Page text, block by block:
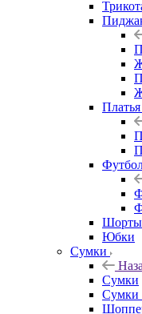
Платья
Шорты
Юбки
Сумки
Сумки
Сумки